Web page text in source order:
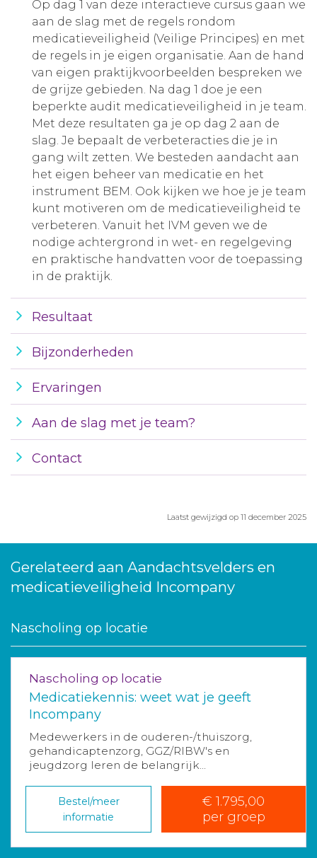
Op dag 1 van deze interactieve cursus gaan we
aan de slag met de regels rondom
medicatieveiligheid (Veilige Principes) en met
de regels in je eigen organisatie. Aan de hand
van eigen praktijkvoorbeelden bespreken we
de grijze gebieden. Na dag 1 doe je een
beperkte audit medicatieveiligheid in je team.
Met deze resultaten ga je op dag 2 aan de
slag. Je bepaalt de verbeteracties die je in
gang wilt zetten. We besteden aandacht aan
het eigen beheer van medicatie en het
instrument BEM. Ook kijken we hoe je je team
kunt motiveren om de medicatieveiligheid te
verbeteren. Vanuit het IVM geven we de
nodige achtergrond in wet- en regelgeving
en praktische handvatten voor de toepassing
in de praktijk.
Resultaat
Bijzonderheden
Ervaringen
Aan de slag met je team?
Contact
Laatst gewijzigd op 11 december 2025
Gerelateerd aan Aandachtsvelders en
medicatieveiligheid Incompany
Nascholing op locatie
Nascholing op locatie
Medicatiekennis: weet wat je geeft
Incompany
Medewerkers in de ouderen-/thuiszorg,
gehandicaptenzorg, GGZ/RIBW's en
jeugdzorg leren de belangrijk...
Bestel/meer
informatie
€ 1.795,00
per groep